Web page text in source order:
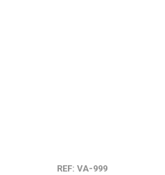
REF: VA-999